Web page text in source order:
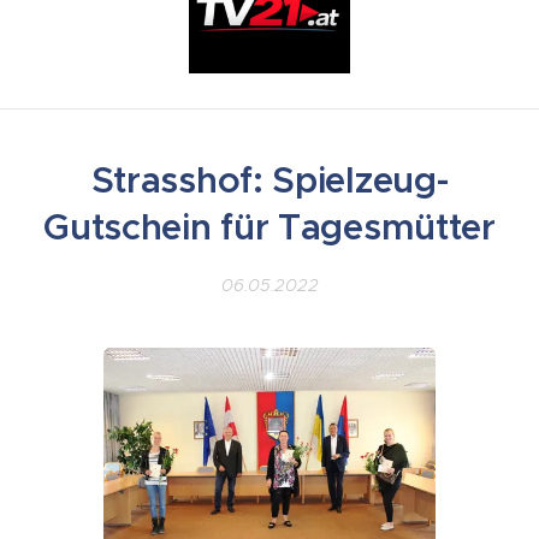
Strasshof: Spielzeug-
Gutschein für Tagesmütter
06.05.2022